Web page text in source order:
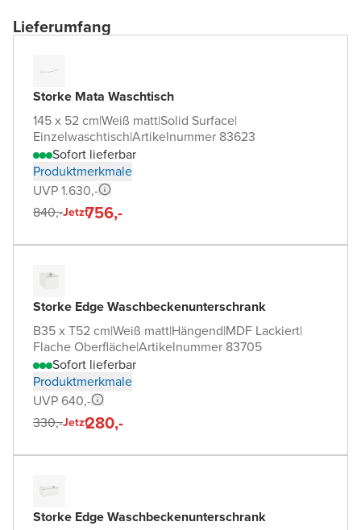
Lieferumfang
Storke Mata Waschtisch
145 x 52 cm|Weiß matt|Solid Surface|
Einzelwaschtisch|Artikelnummer 83623
Sofort lieferbar
Produktmerkmale
UVP 1.630,-
840,-Jetzt756,-
Storke Edge Waschbeckenunterschrank
B35 x T52 cm|Weiß matt|Hängend|MDF Lackiert|
Flache Oberfläche|Artikelnummer 83705
Sofort lieferbar
Produktmerkmale
UVP 640,-
330,-Jetzt280,-
Storke Edge Waschbeckenunterschrank